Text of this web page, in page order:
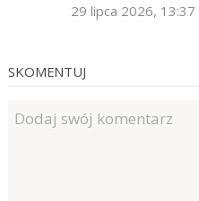
29 lipca 2026, 13:37
SKOMENTUJ